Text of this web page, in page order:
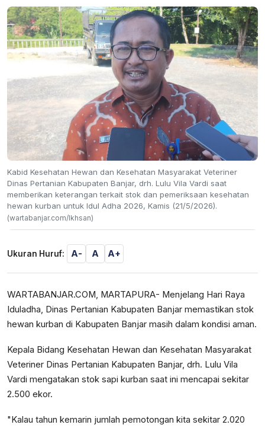
Kabid Kesehatan Hewan dan Kesehatan Masyarakat Veteriner
Dinas Pertanian Kabupaten Banjar, drh. Lulu Vila Vardi saat
memberikan keterangan terkait stok dan pemeriksaan kesehatan
hewan kurban untuk Idul Adha 2026, Kamis (21/5/2026).
(wartabanjar.com/Ikhsan)
Ukuran Huruf: A- A A+
WARTABANJAR.COM, MARTAPURA- Menjelang Hari Raya
Iduladha, Dinas Pertanian Kabupaten Banjar memastikan stok
hewan kurban di Kabupaten Banjar masih dalam kondisi aman.
Kepala Bidang Kesehatan Hewan dan Kesehatan Masyarakat
Veteriner Dinas Pertanian Kabupaten Banjar, drh. Lulu Vila
Vardi mengatakan stok sapi kurban saat ini mencapai sekitar
2.500 ekor.
"Kalau tahun kemarin jumlah pemotongan kita sekitar 2.020